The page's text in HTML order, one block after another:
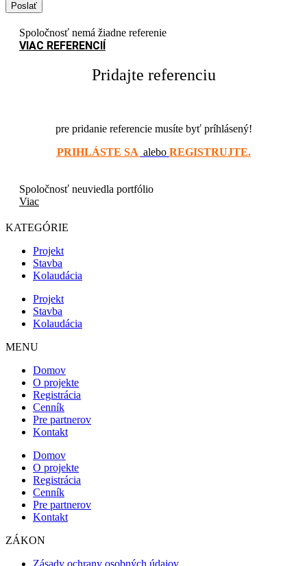
Poslať
Spoločnosť nemá žiadne referenie
VIAC REFERENCIÍ
Pridajte referenciu
pre pridanie referencie musíte byť príhlásený!
PRIHLÁSTE SA alebo REGISTRUJTE.
Spoločnosť neuviedla portfólio
Viac
KATEGÓRIE
Projekt
Stavba
Kolaudácia
Projekt
Stavba
Kolaudácia
MENU
Domov
O projekte
Registrácia
Cenník
Pre partnerov
Kontakt
Domov
O projekte
Registrácia
Cenník
Pre partnerov
Kontakt
ZÁKON
Zásady ochrany osobných údajov